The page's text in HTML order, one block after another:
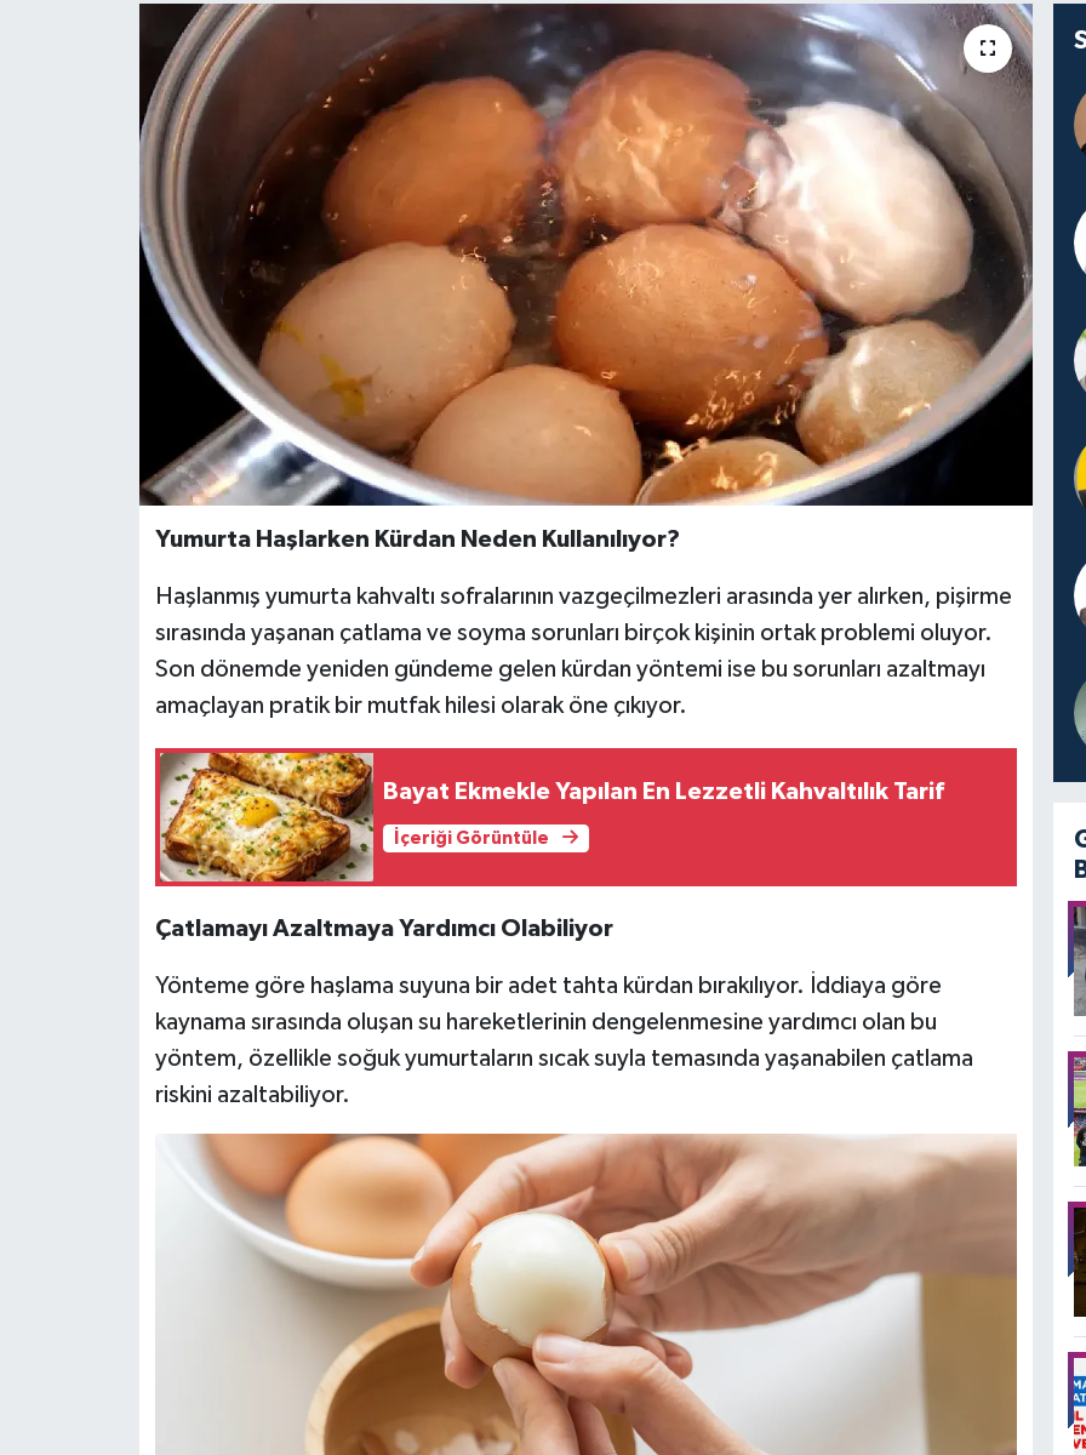
Yumurta Haşlarken Kürdan Neden Kullanılıyor?
Haşlanmış yumurta kahvaltı sofralarının vazgeçilmezleri arasında yer alırken, pişirme
sırasında yaşanan çatlama ve soyma sorunları birçok kişinin ortak problemi oluyor.
Son dönemde yeniden gündeme gelen kürdan yöntemi ise bu sorunları azaltmayı
amaçlayan pratik bir mutfak hilesi olarak öne çıkıyor.
Bayat Ekmekle Yapılan En Lezzetli Kahvaltılık Tarif
İçeriği Görüntüle
Çatlamayı Azaltmaya Yardımcı Olabiliyor
Yönteme göre haşlama suyuna bir adet tahta kürdan bırakılıyor. İddiaya göre
kaynama sırasında oluşan su hareketlerinin dengelenmesine yardımcı olan bu
yöntem, özellikle soğuk yumurtaların sıcak suyla temasında yaşanabilen çatlama
riskini azaltabiliyor.